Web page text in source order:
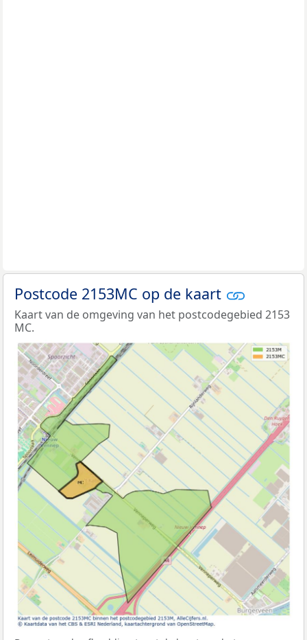
Postcode 2153MC op de kaart
Kaart van de omgeving van het postcodegebied 2153
MC.